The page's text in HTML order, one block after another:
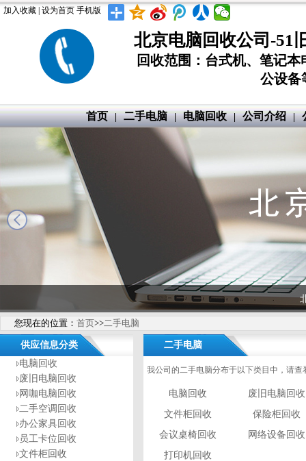
加入收藏 设为首页 手机版
北京电脑回收公司-51
回收范围：台式机、笔记
公设备
首页 | 二手电脑 | 电脑回收 | 公司介绍 |
您现在的位置： 首页>>二手电脑
供应信息分类
电脑回收
废旧电脑回收
网咖电脑回收
二手空调回收
办公家具回收
员工卡位回收
文件柜回收
二手电脑
我公司的二手电脑分布于以下类目中，请查
电脑回收
废旧电脑回收
文件柜回收
保险柜回收
会议桌椅回收
网络设备回收
打印机回收